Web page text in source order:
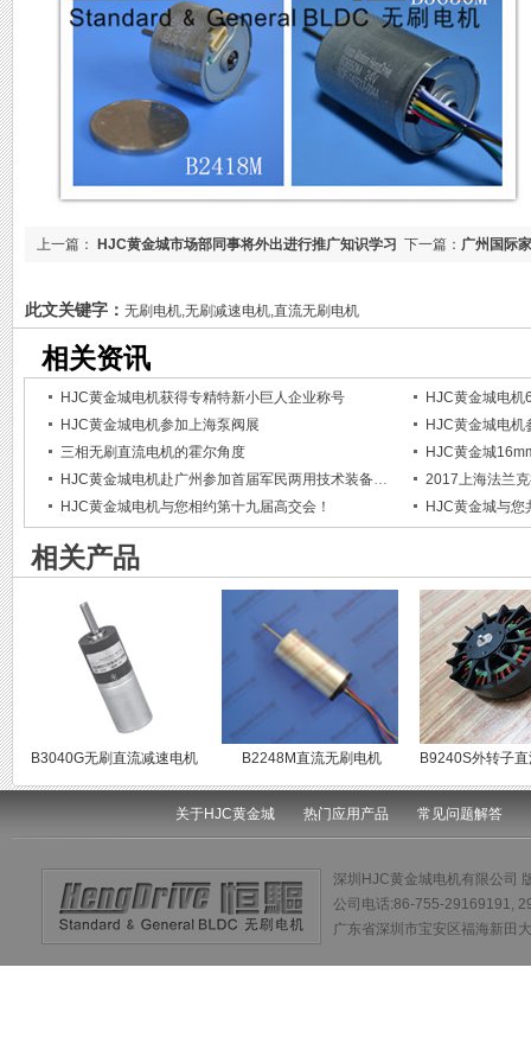
下一篇： 广州国际
上一篇： HJC黄金城市场部同事将外出进行推广知识学习
此文关键字： 无刷电机,无刷减速电机,直流无刷电机
相关资讯
HJC黄金城电机获得专精特新小巨人企业称号
HJC黄金城电
HJC黄金城电机参加上海泵阀展
HJC黄金城电机
三相无刷直流电机的霍尔角度
HJC黄金城
HJC黄金城电机赴广州参加首届军民两用技术装备成果交易会
HJC黄金城电机与您相约第十九届高交会！
相关产品
B3040G无刷直流减速电机 B2248M直流无刷电机 B9240S外转子
关于HJC黄金城 热门应用产品 常见问题解答
深圳HJC黄金城电机有限公司
公司电话:86-755-29169191,
广东省深圳市宝安区福海新田